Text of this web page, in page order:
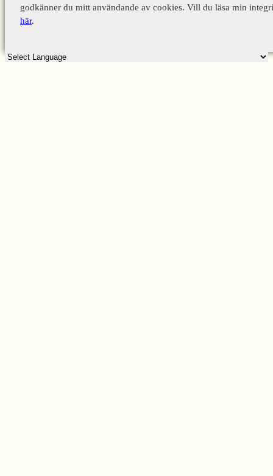
godkänner du mitt användande av cookies. Vill du läsa min
här.